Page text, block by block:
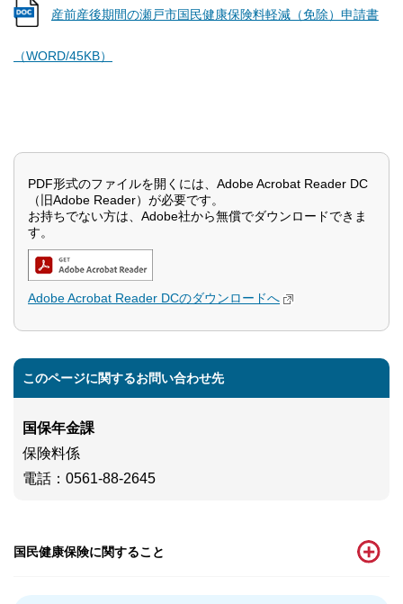
産前産後期間の瀬戸市国民健康保険料軽減（免除）申請書
（WORD/45KB）
PDF形式のファイルを開くには、Adobe Acrobat Reader DC
（旧Adobe Reader）が必要です。
お持ちでない方は、Adobe社から無償でダウンロードできま
す。
Adobe Acrobat Reader DCのダウンロードへ
このページに関するお問い合わせ先
国保年金課
保険料係
電話 ：0561-88-2645
国民健康保険に関すること